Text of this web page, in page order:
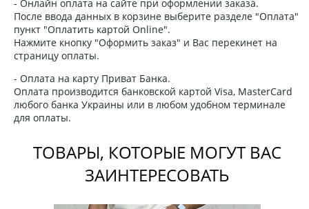
- Онлайн оплата на сайте при оформлении заказа.
После ввода данных в корзине выберите разделе "Оплата"
пункт "Оплатить картой Online".
Нажмите кнопку "Оформить заказ" и Вас перекинет на
страницу оплаты.
- Оплата на карту Приват Банка.
Оплата производится банковской картой Visa, MasterCard
любого банка Украины или в любом удобном терминале
для оплаты.
ТОВАРЫ, КОТОРЫЕ МОГУТ ВАС
ЗАИНТЕРЕСОВАТЬ